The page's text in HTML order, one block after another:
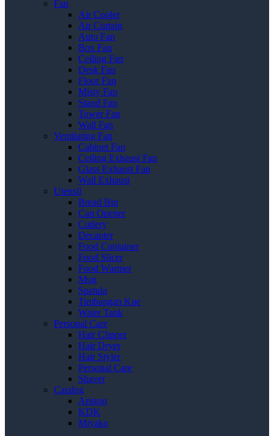
Fan
Air Cooler
Air Curtain
Auto Fan
Box Fan
Ceiling Fan
Desk Fan
Floor Fan
Misty Fan
Stand Fan
Tower Fan
Wall Fan
Ventilating Fan
Cabinet Fan
Ceiling Exhaust Fan
Glass Exhaust Fan
Wall Exhaust
Utensil
Bread Bin
Can Opener
Cutlery
Decanter
Food Container
Food Slicer
Food Warmer
Mug
Spatula
Timbangan Kue
Water Tank
Personal Care
Hair Clipper
Hair Dryer
Hair Styler
Personal Care
Shaver
Catalog
Ariston
KDK
Miyako